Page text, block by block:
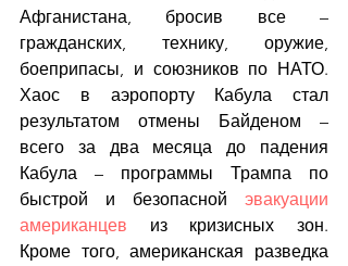
Афганистана, бросив все –
гражданских, технику, оружие,
боеприпасы, и союзников по НАТО.
Хаос в аэропорту Кабула стал
результатом отмены Байденом –
всего за два месяца до падения
Кабула – программы Трампа по
быстрой и безопасной эвакуации
американцев из кризисных зон.
Кроме того, американская разведка